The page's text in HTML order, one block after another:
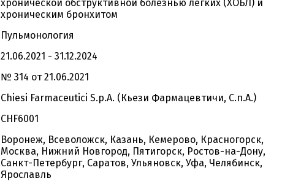
хронической обструктивной болезнью легких (ХОБЛ) и
хроническим бронхитом
Пульмонология
21.06.2021 - 31.12.2024
№ 314 от 21.06.2021
Chiesi Farmaceutici S.p.A. (Кьези Фармацевтичи, С.п.А.)
CHF6001
Воронеж, Всеволожск, Казань, Кемерово, Красногорск,
Москва, Нижний Новгород, Пятигорск, Ростов-на-Дону,
Санкт-Петербург, Саратов, Ульяновск, Уфа, Челябинск,
Ярославль